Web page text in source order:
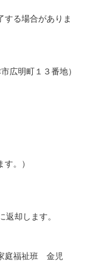
る場合がありま
明町１３番地）
。）
却します。
庭福祉班 金児